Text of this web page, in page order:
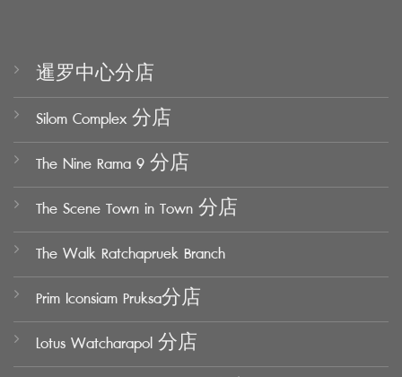
暹罗中心分店
Silom Complex 分店
The Nine Rama 9 分店
The Scene Town in Town 分店
The Walk Ratchapruek Branch
Prim Iconsiam Pruksa分店
Lotus Watcharapol 分店